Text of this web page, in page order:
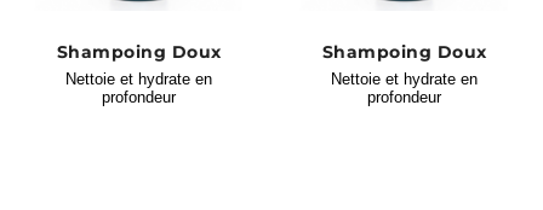
Shampoing Doux
Nettoie et hydrate en
profondeur
Shampoing Doux
Nettoie et hydrate en
profondeur